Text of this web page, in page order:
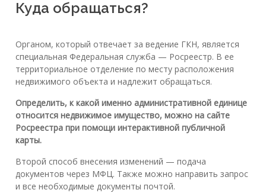
Куда обращаться?
Органом, который отвечает за ведение ГКН, является
специальная Федеральная служба — Росреестр. В ее
территориальное отделение по месту расположения
недвижимого объекта и надлежит обращаться.
Определить, к какой именно административной единице
относится недвижимое имущество, можно на сайте
Росреестра при помощи интерактивной публичной
карты.
Второй способ внесения изменений — подача
документов через МФЦ. Также можно направить запрос
и все необходимые документы почтой.